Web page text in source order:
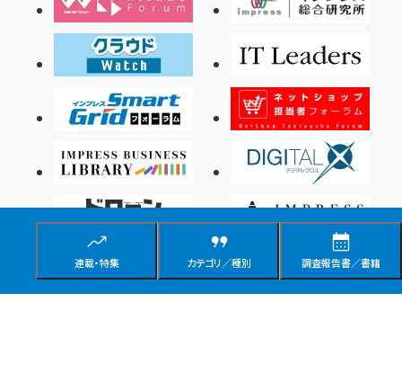
連載・特集 カテゴリ／種別 調査報告書／書籍